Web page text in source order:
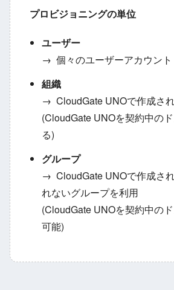
プロビジョニングの単位
ユーザー
→ 個々のユーザーアカウント
組織
→ CloudGate UNOで作成さ
(CloudGate UNOを契約中の
る)
グループ
→ CloudGate UNOで作成さ
れないグループを利用
(CloudGate UNOを契約中の
可能)